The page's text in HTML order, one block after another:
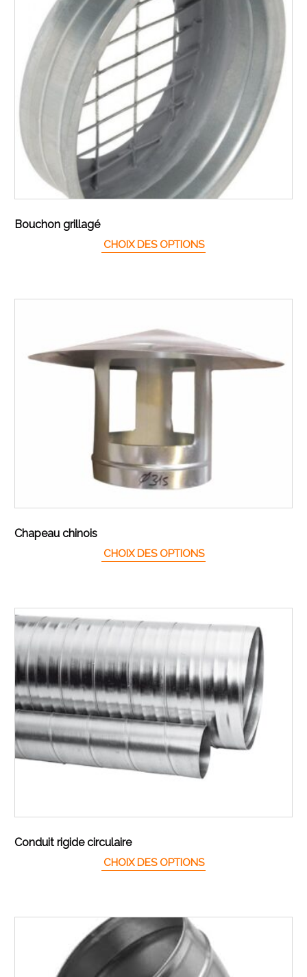
Bouchon grillagé
CHOIX DES OPTIONS
Chapeau chinois
CHOIX DES OPTIONS
Conduit rigide circulaire
CHOIX DES OPTIONS